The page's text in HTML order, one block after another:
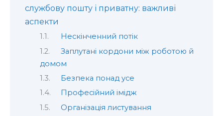
службову пошту і приватну: важливі
аспекти
Нескінченний потік
Заплутані кордони між роботою й
домом
Безпека понад усе
Професійний імідж
Організація листування